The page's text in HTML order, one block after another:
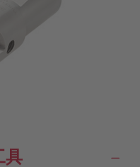
具